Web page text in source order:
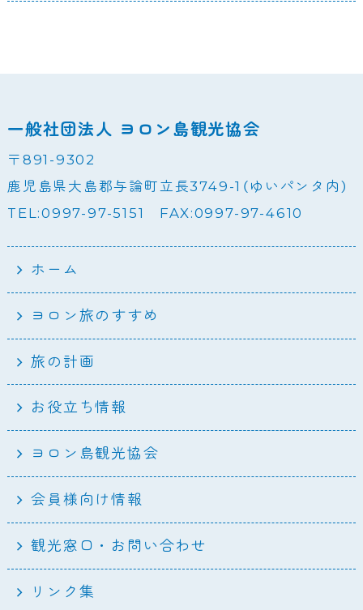
一般社団法人 ヨロン島観光協会
〒891-9302
鹿児島県大島郡与論町立長3749-1（ゆいパンタ内）
TEL:0997-97-5151 FAX:0997-97-4610
ホーム
ヨロン旅のすすめ
旅の計画
お役立ち情報
ヨロン島観光協会
会員様向け情報
観光窓口・お問い合わせ
リンク集